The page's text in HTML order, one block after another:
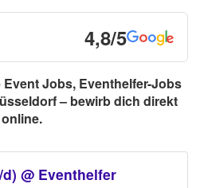
4,8/5
Jobs, Eventhelfer-Jobs
– bewirb dich direkt
online.
@ Eventhelfer